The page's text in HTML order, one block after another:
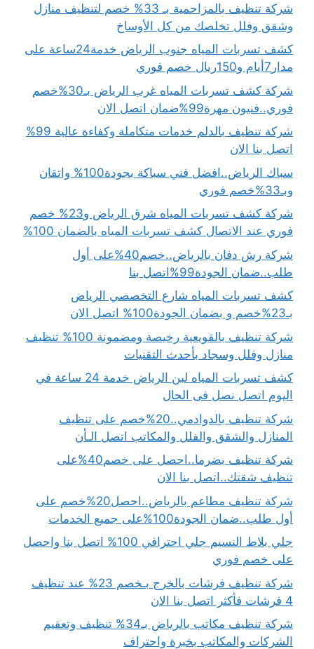
شركة تنظيف بالمزاحمية بـ 33% خصم لتنظيف منازل
وشقق وفلل تخلصك من كل الأوساخ
كشف تسربات المياه جنوب الرياض خدمة24ساعة على
مدار7أيام و150ريال خصم فوري
شركة كشف تسربات المياه غرب الرياض بـ30%خصم
فوري..فنيون مهرة99%ضمان اتصل الان
شركة تنظيف بالدلم خدمات متكاملة وكفاءة عالية 99%
اتصل بنا الان
سباك الرياض..افضل فني سباكة بجودة100% واتقان
وبـ33%خصم فوري
شركة كشف تسربات المياه شرق الرياض و23% خصم
فوري عند الاتصال كشف تسربات المياه بالضمان 100%
شركة رش دفان بالرياض..خصم40%على أول
طلب..ضمان الجودة99%اتصل بنا
كشف تسربات المياه شارع التخصصي الرياض
بـ23%خصم و بضمان الجودة100% اتصل الان
شركة تنظيف بالقويعية رخيصة ومضمونة 100% تنظيف
منازل وفلل وسجاد بأحدث التقنيات
كشف تسربات المياه لبن الرياض خدمة 24 ساعة في
اليوم اتصل نصل فى الحال
شركة تنظيف بالدوادمي..20%خصم على تنظيف
المنازل والشقق والفلل والمكاتب اتصل الـأن
شركة تنظيف بضرما..احصل على خصم40%على
تنظيف شقتك..اتصل بنا الان
شركة تنظيف مطاعم بالرياض..احصل20%خصم على
أول طلب..ضمان الجودة100%على جميع الخدمات
جلي بلاط النسيم جلي احترافي 100% اتصل بنا واحصل
على خصم فوري
شركة تنظيف فرشات بالخرج بـخصم 23% عند تنظيف
4 فرشات فأكثر اتصل بنا الان
شركة تنظيف مكاتب بالرياض بـ34% تنظيف وتعقيم
الشركات والمكاتب بخبرة واحتراف